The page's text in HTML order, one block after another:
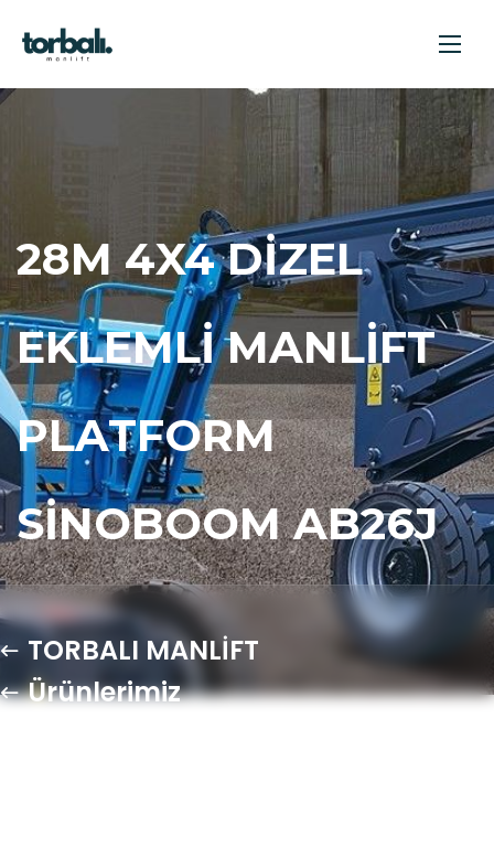
28M 4X4 DIZEL
EKLEMLI MANLIFT
PLATFORM
SINOBOOM AB26J
TORBALI MANLİFT
Ürünlerimiz